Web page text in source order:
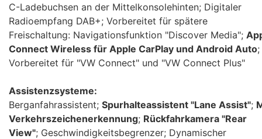
C-Ladebuchsen an der Mittelkonsolehinten; Digitaler
Radioempfang DAB+; Vorbereitet für spätere
Freischaltung: Navigationsfunktion "Discover Media";
Connect Wireless für Apple CarPlay und Android Auto;
Vorbereitet für "VW Connect" und "VW Connect Plus"
Assistenzsysteme:
Berganfahrassistent; Spurhalteassistent "Lane Assist";
Verkehrszeichenerkennung; Rückfahrkamera "Rear
View"; Geschwindigkeitsbegrenzer; Dynamischer